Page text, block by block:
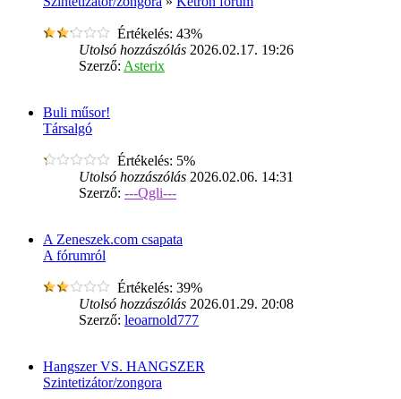
Értékelés: 43%
Utolsó hozzászólás 2026.02.17. 19:26
Szerző: Asterix
Buli műsor!
Társalgó
Értékelés: 5%
Utolsó hozzászólás 2026.02.06. 14:31
Szerző: ---Qgli---
A Zeneszek.com csapata
A fórumról
Értékelés: 39%
Utolsó hozzászólás 2026.01.29. 20:08
Szerző: leoarnold777
Hangszer VS. HANGSZER
Szintetizátor/zongora